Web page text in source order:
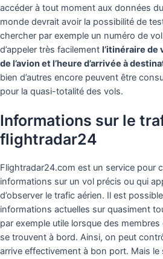
accéder à tout moment aux données
monde devrait avoir la possibilité de
chercher par exemple un numéro de
d’appeler très facilement l’itinéraire de
de l’avion et l’heure d’arrivée à
bien d’autres encore peuvent être
pour la quasi-totalité des vols.
Informations sur le
flightradar24
Flightradar24.com est un service pour
informations sur un vol précis ou qui
d’observer le trafic aérien. Il est
informations actuelles sur quasiment
par exemple utile lorsque des
se trouvent à bord. Ainsi, on peut
arrive effectivement à bon port. Mais